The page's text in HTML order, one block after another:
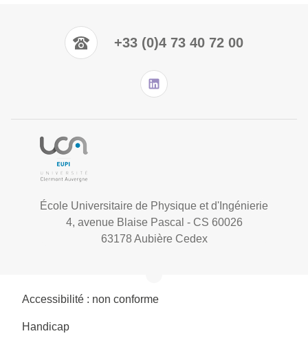
+33 (0)4 73 40 72 00
École Universitaire de Physique et d'Ingénierie
4, avenue Blaise Pascal - CS 60026
63178 Aubière Cedex
Accessibilité : non conforme
Handicap